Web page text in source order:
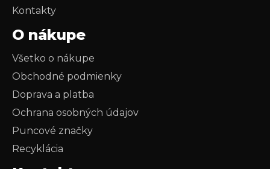
Kontakty
O nákupe
Všetko o nákupe
Obchodné podmienky
Doprava a platba
Ochrana osobných údajov
Puncové značky
Recyklácia